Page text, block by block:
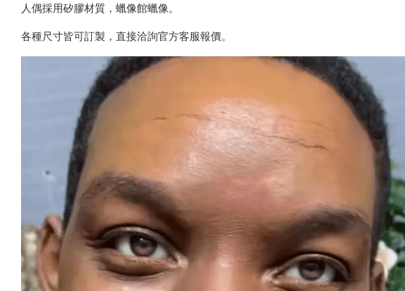
人偶採用矽膠材質，蠟像館蠟像。
各種尺寸皆可訂製，直接洽詢官方客服報價。